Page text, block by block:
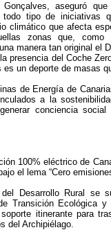
aseguró
todo tipo de iniciativas
climático que afecta
zonas que, como
manera tan original el
presencia del Coche
un deporte de masas
de Energía de
a la
conciencia
100% eléctrico de
el lema “Cero
Desarrollo Rural se
Transición Ecológica
itinerante para
del Archipiélago.